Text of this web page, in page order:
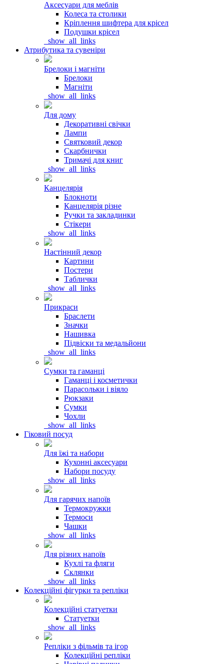
Аксесуари для меблів
Колеса та столики
Кріплення шифтера для крісел
Подушки крісел
_show_all_links
Атрибутика та сувеніри
Брелоки і магніти
Брелоки
Магніти
_show_all_links
Для дому
Декоративні свічки
Лампи
Святковий декор
Скарбнички
Тримачі для книг
_show_all_links
Канцелярія
Блокноти
Канцелярія різне
Ручки та закладинки
Стікери
_show_all_links
Настінний декор
Картини
Постери
Таблички
_show_all_links
Прикраси
Браслети
Значки
Нашивка
Підвіски та медальйони
_show_all_links
Сумки та гаманці
Гаманці і косметички
Парасольки і віяло
Рюкзаки
Сумки
Чохли
_show_all_links
Гіковий посуд
Для їжі та набори
Кухонні аксесуари
Набори посуду
_show_all_links
Для гарячих напоїв
Термокружки
Термоси
Чашки
_show_all_links
Для різних напоїв
Кухлі та фляги
Склянки
_show_all_links
Колекційні фігурки та репліки
Колекційні статуетки
Статуетки
_show_all_links
Репліки з фільмів та ігор
Колекційні репліки